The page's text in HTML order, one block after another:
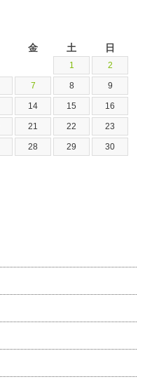
金 土 日
1 2
7 8 9
14 15 16
21 22 23
28 29 30